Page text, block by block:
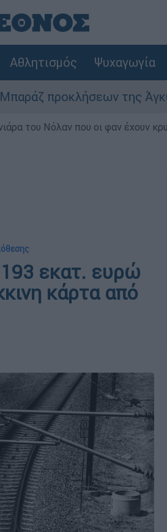
Αθλητισμός Ψυχαγωγία
της Άγκυρας στο
του Νόλαν που οι φαν έχουν
εκατ. ευρώ
κάρτα από